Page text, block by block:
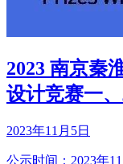
2023 南京秦
设计竞赛一
2023年11月5日
公示时间：2023年